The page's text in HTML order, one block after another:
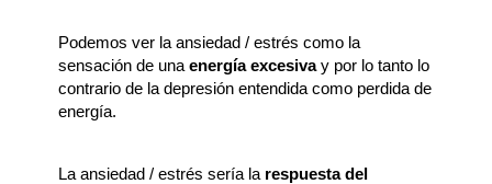
Podemos ver la ansiedad / estrés como la
sensación de una energía excesivay por lo tanto lo
contrario de la depresión entendida como perdida de
energía.
La ansiedad / estrés sería la respuesta del